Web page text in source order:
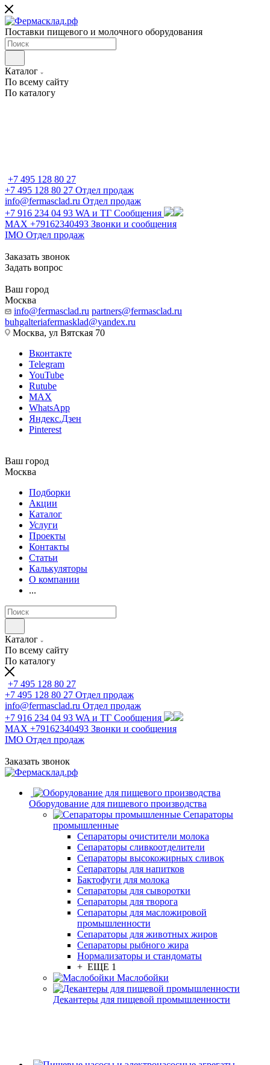
Поставки пищевого и молочного оборудования
Каталог
По всему сайту
По каталогу
+7 495 128 80 27
+7 495 128 80 27 Отдел продаж
info@fermasclad.ru Отдел продаж
+7 916 234 04 93 WA и ТГ Сообщения
MAX +79162340493 Звонки и сообщения
IMO Отдел продаж
Заказать звонок
Задать вопрос
Ваш город
Москва
info@fermasclad.ru partners@fermasclad.ru
buhgalteriafermasklad@yandex.ru
Москва, ул Вятская 70
Вконтакте
Telegram
YouTube
Rutube
MAX
WhatsApp
Яндекс.Дзен
Pinterest
Ваш город
Москва
Подборки
Акции
Каталог
Услуги
Проекты
Контакты
Статьи
Калькуляторы
О компании
...
Каталог
По всему сайту
По каталогу
+7 495 128 80 27
+7 495 128 80 27 Отдел продаж
info@fermasclad.ru Отдел продаж
+7 916 234 04 93 WA и ТГ Сообщения
MAX +79162340493 Звонки и сообщения
IMO Отдел продаж
Заказать звонок
Оборудование для пищевого производства
Сепараторы
промышленные
Сепараторы очистители молока
Сепараторы сливкоотделители
Сепараторы высокожирных сливок
Сепараторы для напитков
Бактофуги для молока
Сепараторы для сыворотки
Сепараторы для творога
Сепараторы для масложировой
промышленности
Сепараторы для животных жиров
Сепараторы рыбного жира
Нормализаторы и стандоматы
+ ЕЩЕ 1
Маслобойки
Декантеры для пищевой промышленности